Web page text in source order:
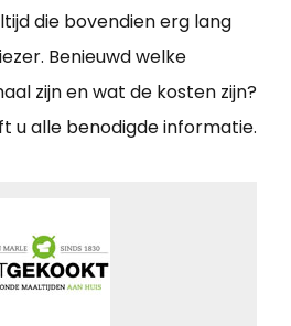
die bovendien erg lang
Benieuwd welke
zijn en wat de kosten zijn?
u alle benodigde informatie.